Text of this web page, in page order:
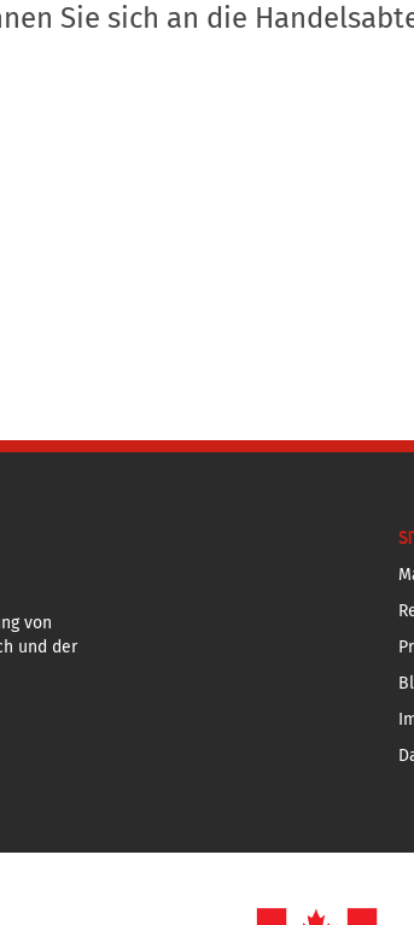
Sie sich an die
von
und der